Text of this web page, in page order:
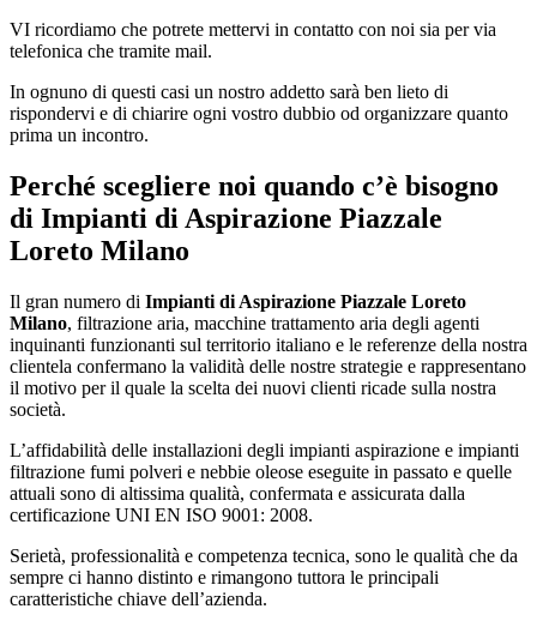
VI ricordiamo che potrete mettervi in contatto con noi sia per via
telefonica che tramite mail.
In ognuno di questi casi un nostro addetto sarà ben lieto di
rispondervi e di chiarire ogni vostro dubbio od organizzare quanto
prima un incontro.
Perché scegliere noi quando c’è bisogno
di Impianti di Aspirazione Piazzale
Loreto Milano
Il gran numero di Impianti di Aspirazione Piazzale Loreto
Milano, filtrazione aria, macchine trattamento aria degli agenti
inquinanti funzionanti sul territorio italiano e le referenze della nostra
clientela confermano la validità delle nostre strategie e rappresentano
il motivo per il quale la scelta dei nuovi clienti ricade sulla nostra
società.
L’affidabilità delle installazioni degli impianti aspirazione e impianti
filtrazione fumi polveri e nebbie oleose eseguite in passato e quelle
attuali sono di altissima qualità, confermata e assicurata dalla
certificazione UNI EN ISO 9001: 2008.
Serietà, professionalità e competenza tecnica, sono le qualità che da
sempre ci hanno distinto e rimangono tuttora le principali
caratteristiche chiave dell’azienda.